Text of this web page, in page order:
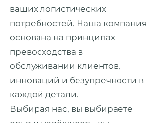
ваших логистических
потребностей. Наша компания
основана на принципах
превосходства в
обслуживании клиентов,
инноваций и безупречности в
каждой детали.
Выбирая нас, вы выбираете